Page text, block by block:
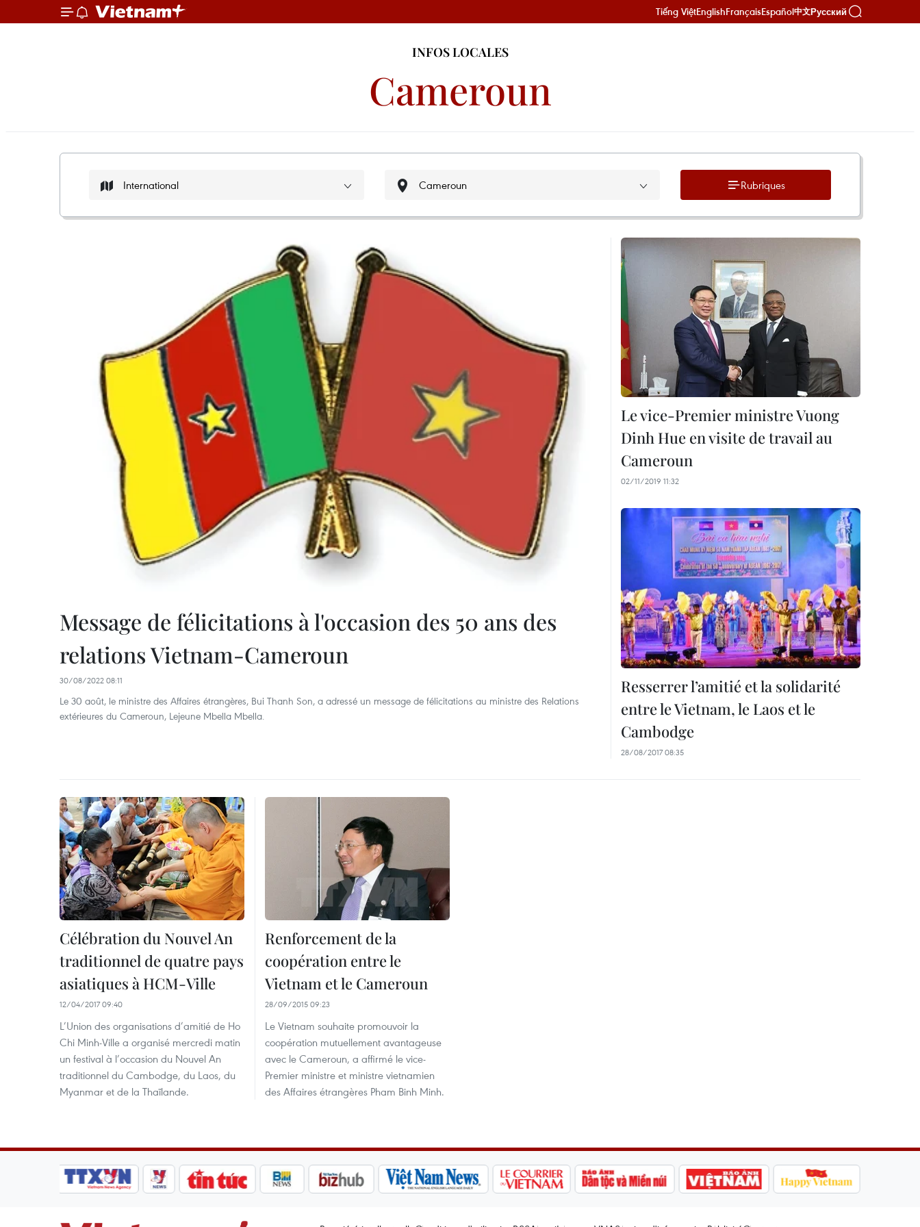
Tiếng ViệtEnglishFrançaisEspañol中文Русский
INFOS LOCALES
Cameroun
Rubriques
Message de félicitations à l'occasion des 50 ans des
relations Vietnam-Cameroun
30/08/2022 08:11
Le 30 août, le ministre des Affaires étrangères, Bui Thanh Son, a adressé un message de félicitations au ministre des Relations
extérieures du Cameroun, Lejeune Mbella Mbella.
Le vice-Premier ministre Vuong
Dinh Hue en visite de travail au
Cameroun
02/11/2019 11:32
Resserrer l’amitié et la solidarité
entre le Vietnam, le Laos et le
Cambodge
28/08/2017 08:35
Célébration du Nouvel An
traditionnel de quatre pays
asiatiques à HCM-Ville
12/04/2017 09:40
L’Union des organisations d’amitié de Ho
Chi Minh-Ville a organisé mercredi matin
un festival à l’occasion du Nouvel An
traditionnel du Cambodge, du Laos, du
Myanmar et de la Thaïlande.
Renforcement de la
coopération entre le
Vietnam et le Cameroun
28/09/2015 09:23
Le Vietnam souhaite promouvoir la
coopération mutuellement avantageuse
avec le Cameroun, a affirmé le vice-
Premier ministre et ministre vietnamien
des Affaires étrangères Pham Binh Minh.